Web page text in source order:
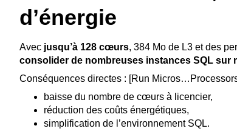
d’énergie
Avec jusqu’à 128 cœurs, 384 Mo de L3 et des
consolider de nombreuses instances SQL sur
Conséquences directes : [Run
baisse du nombre de cœurs à licencier,
réduction des coûts énergétiques,
simplification de l’environnement SQL.